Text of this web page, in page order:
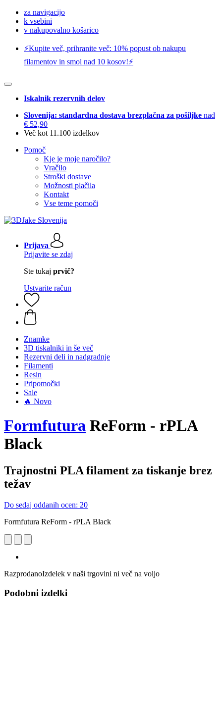
za navigacijo
k vsebini
v nakupovalno košarico
⚡️Kupite več, prihranite več: 10% popust ob nakupu
filamentov in smol nad 10 kosov!⚡️
Iskalnik rezervnih delov
Slovenija: standardna dostava brezplačna za pošiljke nad
€ 52,90
Več kot 11.100 izdelkov
Pomoč
Kje je moje naročilo?
Vračilo
Stroški dostave
Možnosti plačila
Kontakt
Vse teme pomoči
Prijava
Prijavite se zdaj
Ste tukaj prvič?
Ustvarite račun
Znamke
3D tiskalniki in še več
Rezervni deli in nadgradnje
Filamenti
Resin
Pripomočki
Sale
🔥 Novo
Formfutura ReForm - rPLA
Black
Trajnostni PLA filament za tiskanje brez
težav
Do sedaj oddanih ocen: 20
Formfutura ReForm - rPLA Black
RazprodanoIzdelek v naši trgovini ni več na voljo
Podobni izdelki